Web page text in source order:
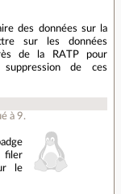
des données sur la
sur les données
de la RATP pour
de ces
à9.
le